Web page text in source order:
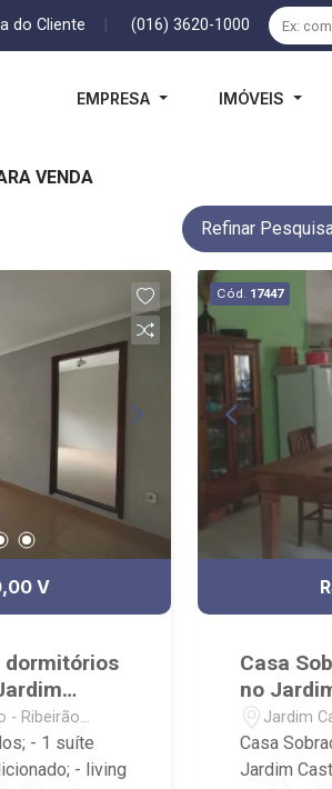
do Cliente (016) 3620-1000
EMPRESA IMÓVEIS
VENDA
Refinar
V
dormitórios
- Ribeirão
- 1 suíte
- living
Cód. 17447
Casa
no
Jardim
Preto/SP
Casa
Jardim